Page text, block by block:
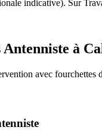
indicative). Sur
Antenniste à
avec fourchettes